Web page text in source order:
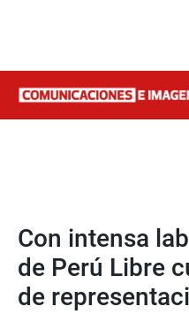
Con intensa
de Perú Libre
de